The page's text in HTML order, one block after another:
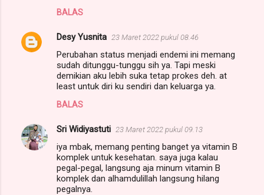
BALAS
Desy Yusnita 23 Maret 2022 pukul 08.46
Perubahan status menjadi endemi ini memang
sudah ditunggu-tunggu sih ya. Tapi meski
demikian aku lebih suka tetap prokes deh. at
least untuk diri ku sendiri dan keluarga ya.
BALAS
Sri Widiyastuti 23 Maret 2022 pukul 09.13
iya mbak, memang penting banget ya vitamin B
komplek untuk kesehatan. saya juga kalau
pegal-pegal, langsung aja minum vitamin B
komplek dan alhamdulillah langsung hilang
pegalnya.